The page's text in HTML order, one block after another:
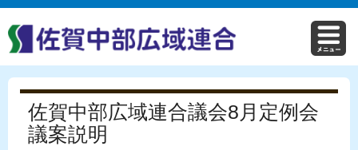
佐賀中部広域連合議会8月定例会
議案説明